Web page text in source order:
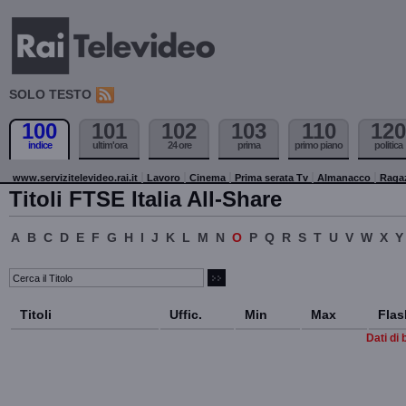
SOLO TESTO
100
indice
101
ultim'ora
102
24 ore
103
prima
110
primo piano
120
politica
www.servizitelevideo.rai.it Lavoro Cinema Prima serata Tv Almanacco
Titoli FTSE Italia All-Share
A B C D E F G H I J K L M N O P Q R S T U V W X Y
Titoli Uffic. Min Max
Dati di